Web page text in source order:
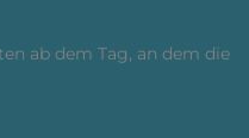
ab dem Tag, an dem die